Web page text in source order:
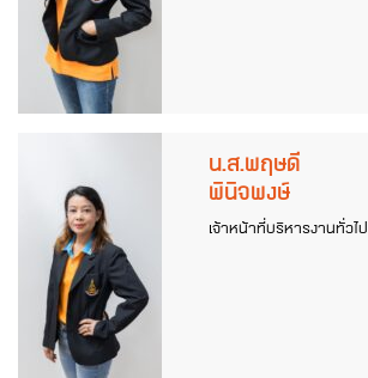
น.ส.พฤษดี
พินิจพงษ์
เจ้าหน้าที่บริหารงานทั่วไป